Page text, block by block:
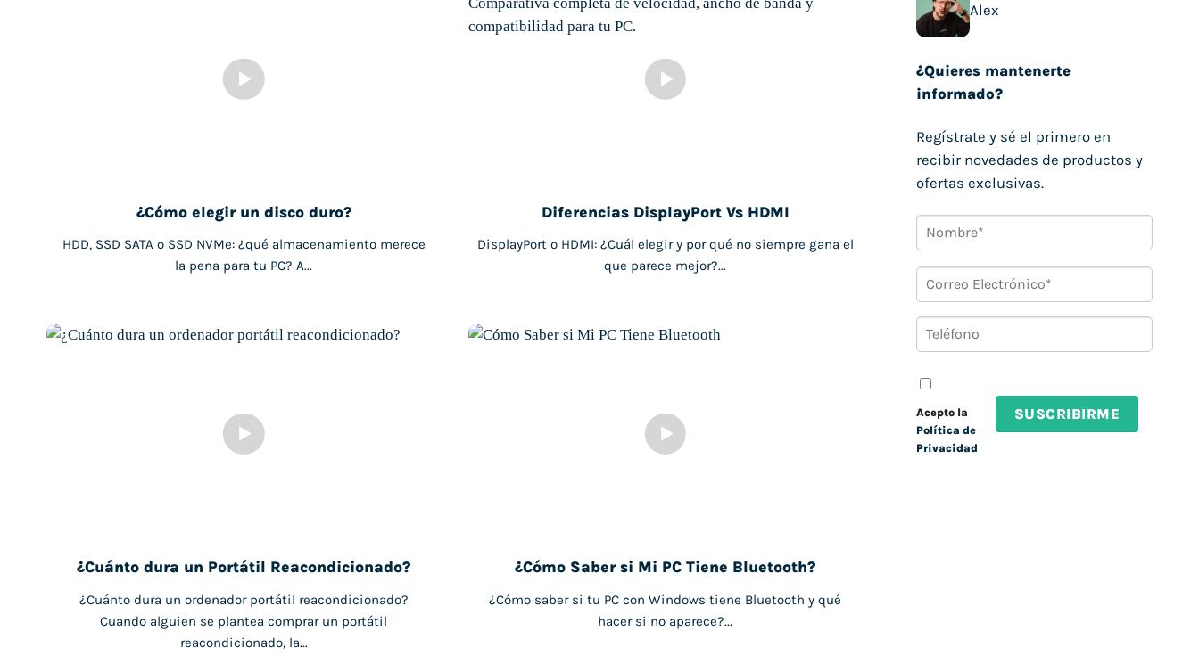
¿Cómo elegir un disco duro?
HDD, SSD SATA o SSD NVMe: ¿qué almacenamiento merece
la pena para tu PC? A...
Diferencias DisplayPort Vs HDMI
DisplayPort o HDMI: ¿Cuál elegir y por qué no siempre gana el
que parece mejor?...
¿Cuánto dura un Portátil Reacondicionado?
¿Cuánto dura un ordenador portátil reacondicionado?
Cuando alguien se plantea comprar un portátil
reacondicionado, la...
¿Cómo Saber si Mi PC Tiene Bluetooth?
¿Cómo saber si tu PC con Windows tiene Bluetooth y qué
hacer si no aparece?...
Alex
¿Quieres mantenerte
informado?
Regístrate y sé el primero en
recibir novedades de productos y
ofertas exclusivas.
Acepto la
Política de
Privacidad